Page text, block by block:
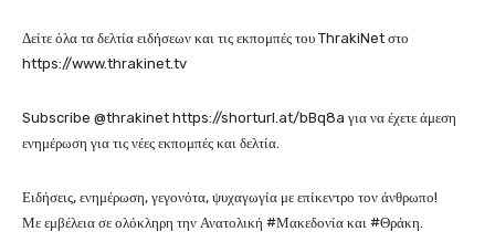
Δείτε όλα τα δελτία ειδήσεων και τις εκπομπές του ThrakiNet στο
https://www.thrakinet.tv
Subscribe @thrakinet https://shorturl.at/bBq8a για να έχετε άμεση
ενημέρωση για τις νέες εκπομπές και δελτία.
Ειδήσεις, ενημέρωση, γεγονότα, ψυχαγωγία με επίκεντρο τον άνθρωπο!
Με εμβέλεια σε ολόκληρη την Ανατολική #Μακεδονία και #Θράκη.